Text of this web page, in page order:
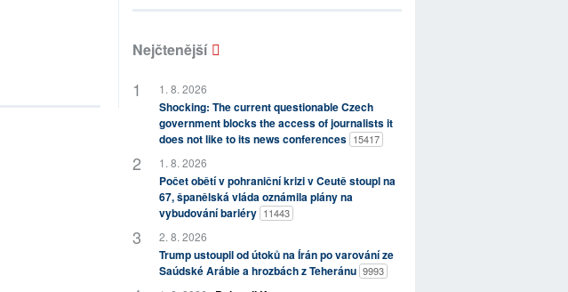
Nejčtenější
1. 8. 2026
Shocking: The current questionable Czech
government blocks the access of journalists it
does not like to its news conferences 15417
1. 8. 2026
Počet obětí v pohraniční krizi v Ceutě stoupl na
67, španělská vláda oznámila plány na
vybudování bariéry 11443
2. 8. 2026
Trump ustoupil od útoků na Írán po varování ze
Saúdské Arábie a hrozbách z Teheránu 9993